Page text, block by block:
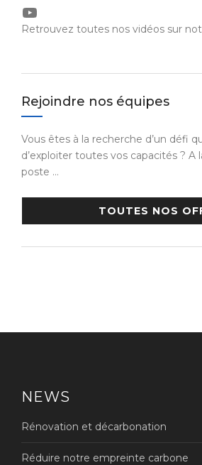
YouTube
Retrouvez toutes nos vidéos sur
Rejoindre nos équipes
Vous êtes à la recherche d’un défi
d’exploiter toutes vos capacités ? A
poste …
TOUTES NOS
NEWS
Rénovation et décarbonation
Réduire notre empreinte carbone